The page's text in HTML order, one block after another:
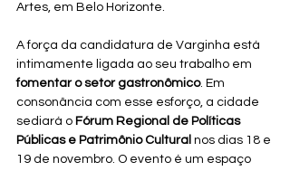
Artes, em Belo Horizonte.
A força da candidatura de Varginha está
intimamente ligada ao seu trabalho em
fomentar o setor gastronômico. Em
consonância com esse esforço, a cidade
sediará o Fórum Regional de Políticas
Públicas e Patrimônio Cultural nos dias 18 e
19 de novembro. O evento é um espaço